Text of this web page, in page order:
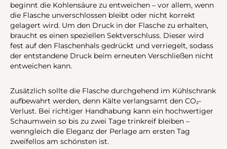
beginnt die Kohlensäure zu entweichen – vor allem, wenn
die Flasche unverschlossen bleibt oder nicht korrekt
gelagert wird. Um den Druck in der Flasche zu erhalten,
braucht es einen speziellen Sektverschluss. Dieser wird
fest auf den Flaschenhals gedrückt und verriegelt, sodass
der entstandene Druck beim erneuten Verschließen nicht
entweichen kann.
Zusätzlich sollte die Flasche durchgehend im Kühlschrank
aufbewahrt werden, denn Kälte verlangsamt den CO₂-
Verlust. Bei richtiger Handhabung kann ein hochwertiger
Schaumwein so bis zu zwei Tage trinkreif bleiben –
wenngleich die Eleganz der Perlage am ersten Tag
zweifellos am schönsten ist.